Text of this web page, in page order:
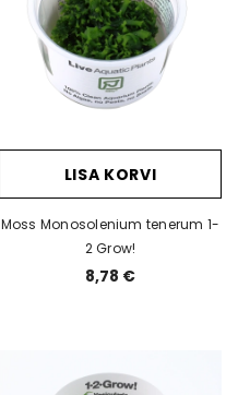
LISA KORVI
Moss Monosolenium tenerum 1-
2 Grow!
8,78 €